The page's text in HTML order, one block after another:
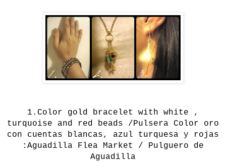
1. Color gold bracelet with white ,
turquoise and red beads /Pulsera Color oro
con cuentas blancas, azul turquesa y rojas
:Aguadilla Flea Market / Pulguero de
Aguadilla